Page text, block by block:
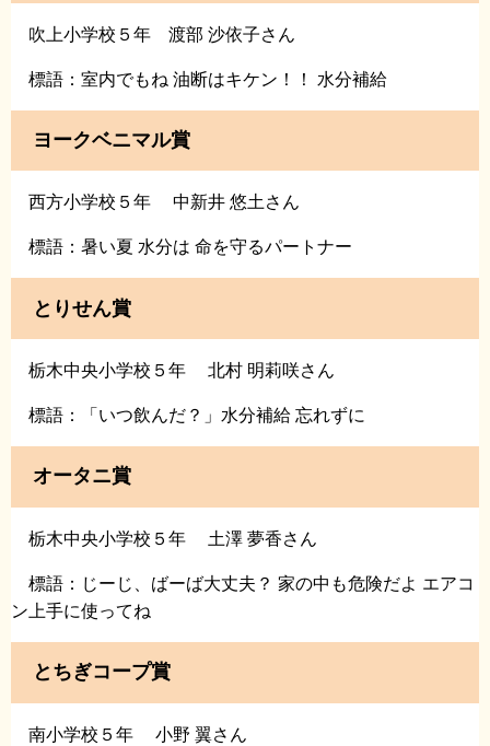
吹上小学校５年 渡部 沙依子さん
標語：室内でもね 油断はキケン！！ 水分補給
ヨークベニマル賞
西方小学校５年 中新井 悠土さん
標語：暑い夏 水分は 命を守るパートナー
とりせん賞
栃木中央小学校５年 北村 明莉咲さん
標語：「いつ飲んだ？」水分補給 忘れずに
オータニ賞
栃木中央小学校５年 土澤 夢香さん
標語：じーじ、ばーば大丈夫？ 家の中も危険だよ エアコ
ン上手に使ってね
とちぎコープ賞
南小学校５年 小野 翼さん